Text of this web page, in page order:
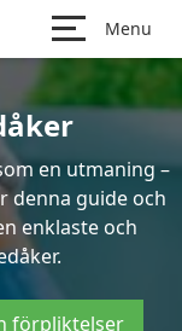
Menu
en utmaning –
denna guide och
enklaste och
förpliktelser